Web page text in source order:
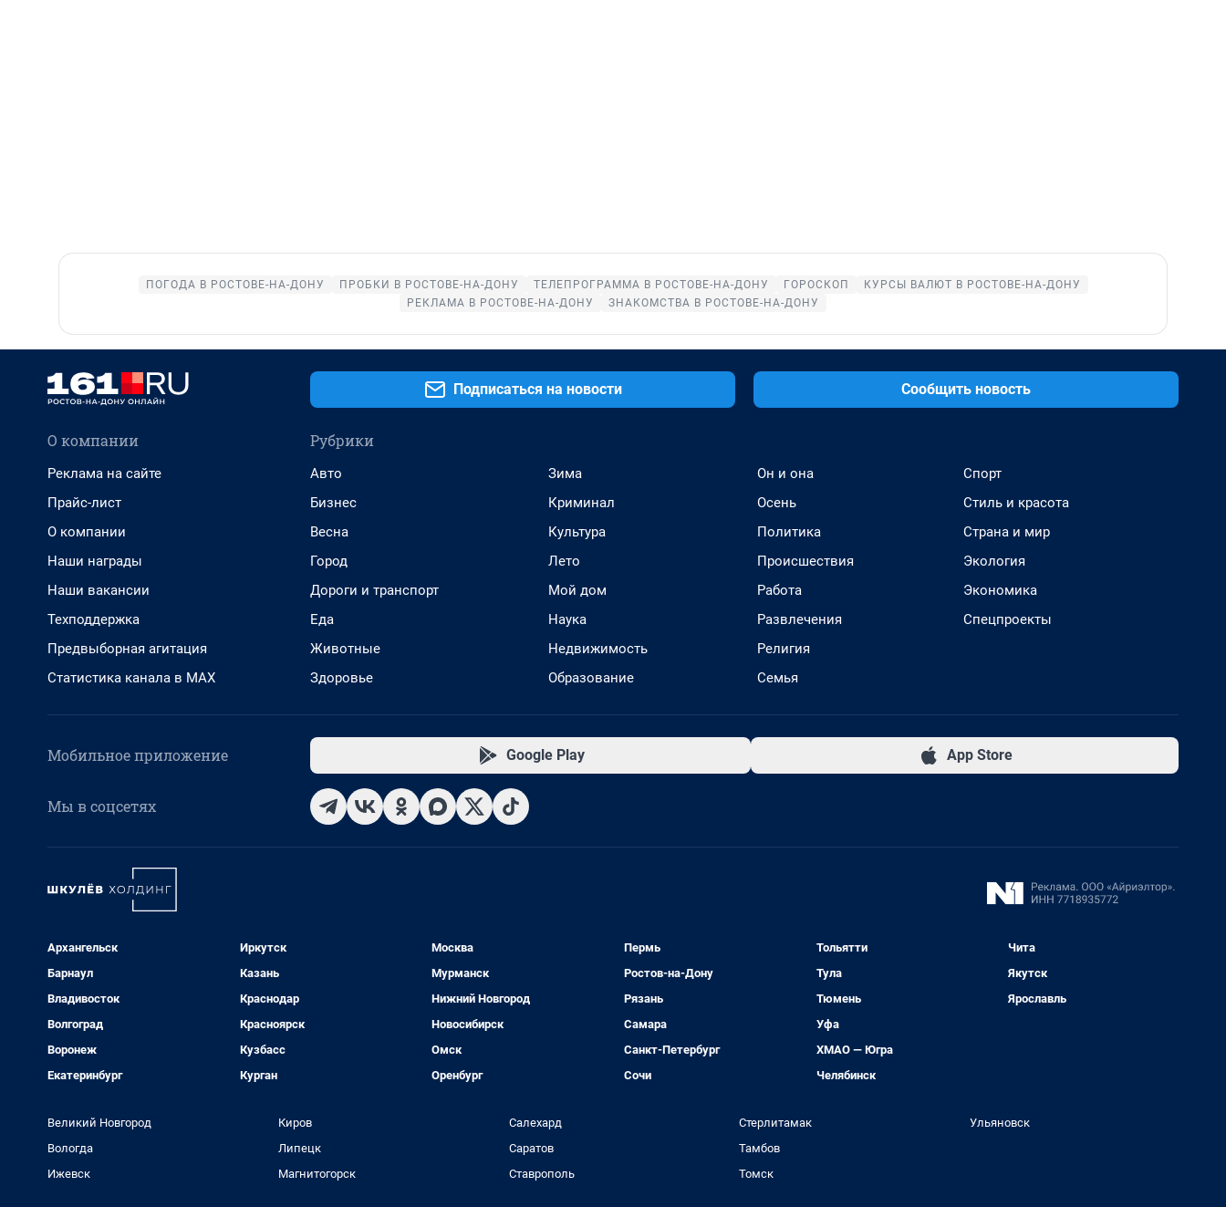
ПОГОДА В РОСТОВЕ-НА-ДОНУ ПРОБКИ В РОСТОВЕ-НА-ДОНУ ТЕЛЕПРОГРАММА В РОСТОВЕ-НА-ДОНУ ГОРОСКОП
КУРСЫ ВАЛЮТ В РОСТОВЕ-НА-ДОНУ
РЕКЛАМА В РОСТОВЕ-НА-ДОНУ
ЗНАКОМСТВА В РОСТОВЕ-НА-ДОНУ
Подписаться на новости Сообщить новость
О компании
Реклама на сайте
Прайс-лист
О компании
Наши награды
Наши вакансии
Техподдержка
Предвыборная агитация
Статистика канала в MAX
Рубрики
Авто
Бизнес
Весна
Город
Дороги и транспорт
Еда
Животные
Здоровье
Зима
Криминал
Культура
Лето
Мой дом
Наука
Недвижимость
Образование
Он и она
Осень
Политика
Происшествия
Работа
Развлечения
Религия
Семья
Спорт
Стиль и красота
Страна и мир
Экология
Экономика
Спецпроекты
Мобильное приложение Google Play App Store
Мы в соцсетях
Архангельск
Барнаул
Владивосток
Волгоград
Воронеж
Екатеринбург
Иркутск
Казань
Краснодар
Красноярск
Кузбасс
Курган
Москва
Мурманск
Нижний Новгород
Новосибирск
Омск
Оренбург
Пермь
Ростов-на-Дону
Рязань
Самара
Санкт-Петербург
Сочи
Тольятти
Тула
Тюмень
Уфа
ХМАО — Югра
Челябинск
Чита
Якутск
Ярославль
Великий Новгород
Вологда
Ижевск
Киров
Липецк
Магнитогорск
Салехард
Саратов
Ставрополь
Стерлитамак
Тамбов
Томск
Ульяновск